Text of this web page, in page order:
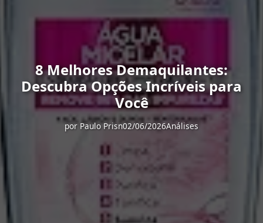
8 Melhores Demaquilantes:
Descubra Opções Incríveis para
Você
por Paulo Prisn02/06/2026Análises